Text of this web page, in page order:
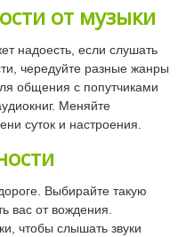
от музыки
надоесть, если слушать
чередуйте разные жанры
общения с попутчиками
Меняйте
суток и настроения.
Выбирайте такую
вас от вождения.
чтобы слышать звуки